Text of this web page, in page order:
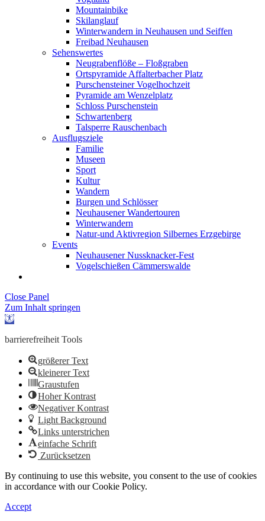
Mountainbike
Skilanglauf
Winterwandern in Neuhausen und Seiffen
Freibad Neuhausen
Sehenswertes
Neugrabenflöße – Floßgraben
Ortspyramide Affalterbacher Platz
Purschensteiner Vogelhochzeit
Pyramide am Wenzelplatz
Schloss Purschenstein
Schwartenberg
Talsperre Rauschenbach
Ausflugsziele
Familie
Museen
Sport
Kultur
Wandern
Burgen und Schlösser
Neuhausener Wandertouren
Winterwandern
Natur-und Aktivregion Silbernes Erzgebirge
Events
Neuhausener Nussknacker-Fest
Vogelschießen Cämmerswalde
Close Panel
Zum Inhalt springen
Werkzeugleiste
barrierefreiheit Tools
größerer Text
kleinerer Text
Graustufen
Hoher Kontrast
Negativer Kontrast
Light Background
Links unterstrichen
einfache Schrift
Zurücksetzen
By continuing to use this website, you consent to the use of cookies
in accordance with our Cookie Policy.
Accept